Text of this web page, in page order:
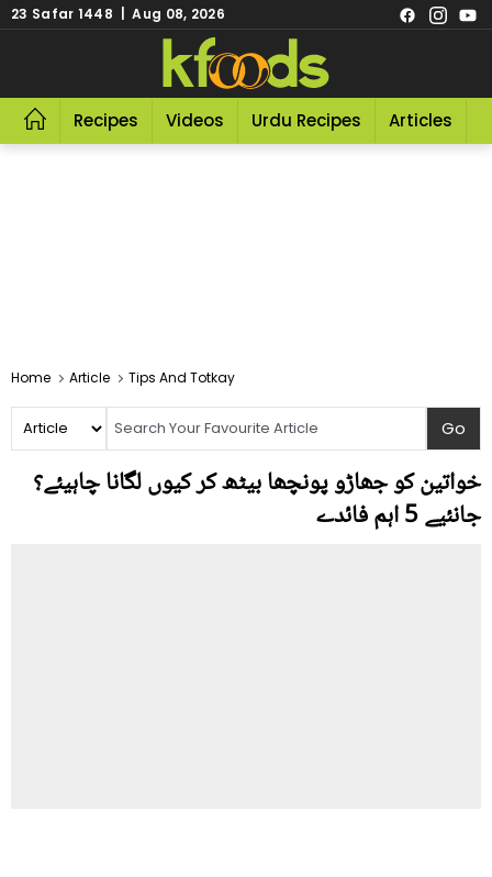
23 Safar 1448 | Aug 08, 2026
Recipes Videos Urdu Recipes Articles
Home Article Tips And Totkay
خواتین کو جھاڑو پونچھا بیٹھ کر کیوں لگانا چاہیئے؟
جانئیے 5 اہم فائدے